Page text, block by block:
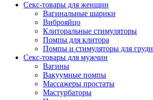
Секс-товары для женщин
Вагинальные шарики
Виброяйцо
Клиторальные стимуляторы
Помпы для клитора
Помпы и стимуляторы для груди
Секс-товары для мужчин
Вагины
Вакуумные помпы
Массажеры простаты
Мастурбаторы